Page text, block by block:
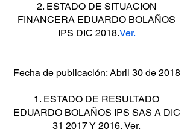
2. ESTADO DE SITUACION
FINANCERA EDUARDO BOLAÑOS
IPS DIC 2018.Ver.
Fecha de publicación: Abril 30 de 2018
1. ESTADO DE RESULTADO
EDUARDO BOLAÑOS IPS SAS A DIC
31 2017 Y 2016. Ver.